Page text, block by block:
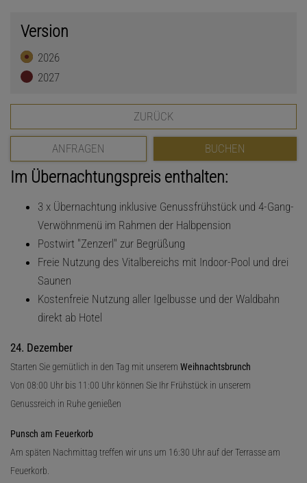
Version
2026
2027
ZURÜCK
ANFRAGEN BUCHEN
Im Übernachtungspreis enthalten:
3 x Übernachtung inklusive Genussfrühstück und 4-Gang-
Verwöhnmenü im Rahmen der Halbpension
Postwirt "Zenzerl" zur Begrüßung
Freie Nutzung des Vitalbereichs mit Indoor-Pool und drei
Saunen
Kostenfreie Nutzung aller Igelbusse und der Waldbahn
direkt ab Hotel
24. Dezember
Starten Sie gemütlich in den Tag mit unserem Weihnachtsbrunch
Von 08:00 Uhr bis 11:00 Uhr können Sie Ihr Frühstück in unserem
Genussreich in Ruhe genießen
Punsch am Feuerkorb
Am späten Nachmittag treffen wir uns um 16:30 Uhr auf der Terrasse am
Feuerkorb.